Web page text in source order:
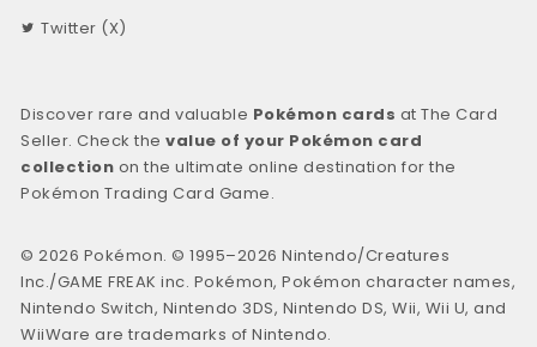
Twitter (X)
Discover rare and valuable Pokémon cards at The Card
Seller. Check thevalue of your Pokémon card
collection on the ultimate online destination for the
Pokémon Trading Card Game.
© 2026 Pokémon. © 1995–2026 Nintendo/Creatures
Inc./GAME FREAK inc. Pokémon, Pokémon character names,
Nintendo Switch, Nintendo 3DS, Nintendo DS, Wii, Wii U, and
WiiWare are trademarks of Nintendo.